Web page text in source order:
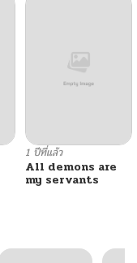
1 ปีที่แล้ว
All demons are
my servants